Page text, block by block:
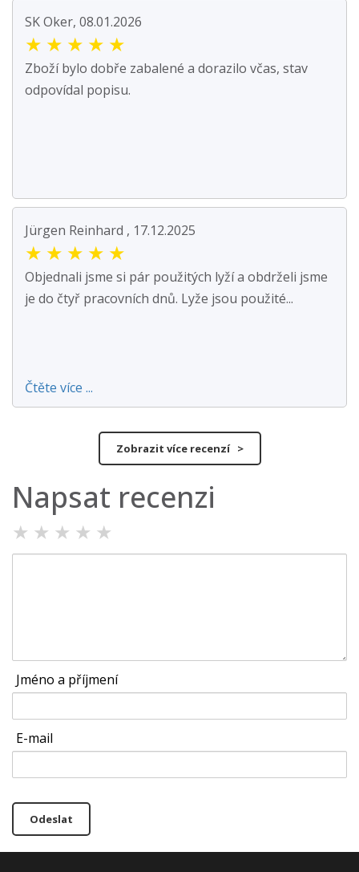
SK Oker, 08.01.2026
★ ★ ★ ★ ★
Zboží bylo dobře zabalené a dorazilo včas, stav
odpovídal popisu.
Jürgen Reinhard , 17.12.2025
★ ★ ★ ★ ★
Objednali jsme si pár použitých lyží a obdrželi jsme
je do čtyř pracovních dnů. Lyže jsou použité...
Čtěte více ...
Zobrazit více recenzí >
Napsat recenzi
★ ★ ★ ★ ★
Jméno a příjmení
E-mail
Odeslat